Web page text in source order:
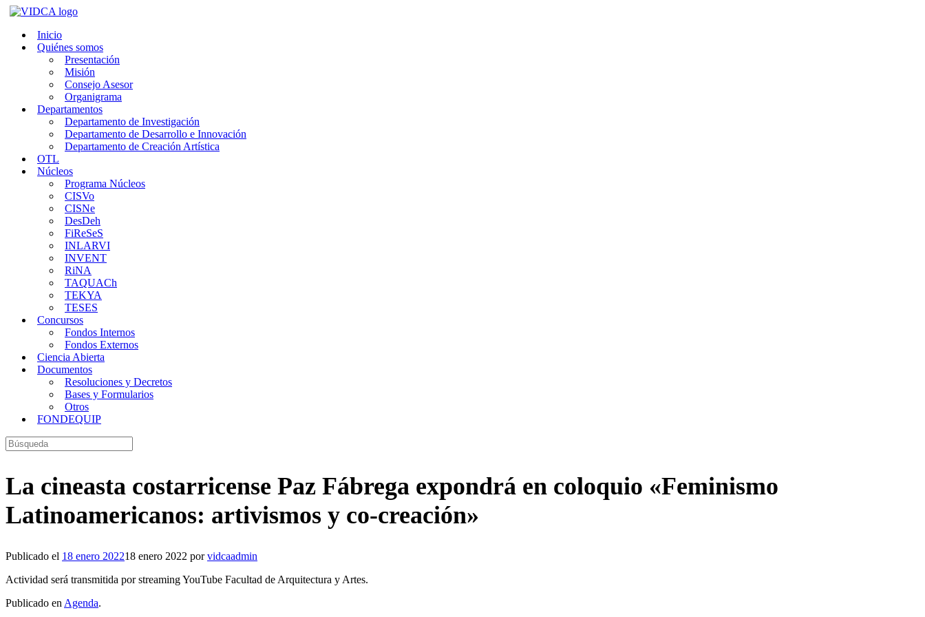
Saltar
contenidoInicio
Quiénes somos
Presentación
Misión
Consejo Asesor
Organigrama
Departamentos
Departamento de Investigación
Departamento de Desarrollo e Innovación
Departamento de Creación Artística
OTL
Núcleos
Programa Núcleos
CISVo
CISNe
DesDeh
FiReSeS
INLARVI
INVENT
RiNA
TAQUACh
TEKYA
TESES
Concursos
Fondos Internos
Fondos Externos
Ciencia Abierta
Documentos
Resoluciones y Decretos
Bases y Formularios
Otros
FONDEQUIP
Buscar:
La cineasta costarricense Paz Fábrega expondrá en coloquio «Feminismo
Latinoamericanos: artivismos y co-creación»
Publicado el 18 enero 202218 enero 2022 porvidcaadmin
Actividad será transmitida por streaming YouTube Facultad de Arquitectura y Artes.
Publicado en Agenda.